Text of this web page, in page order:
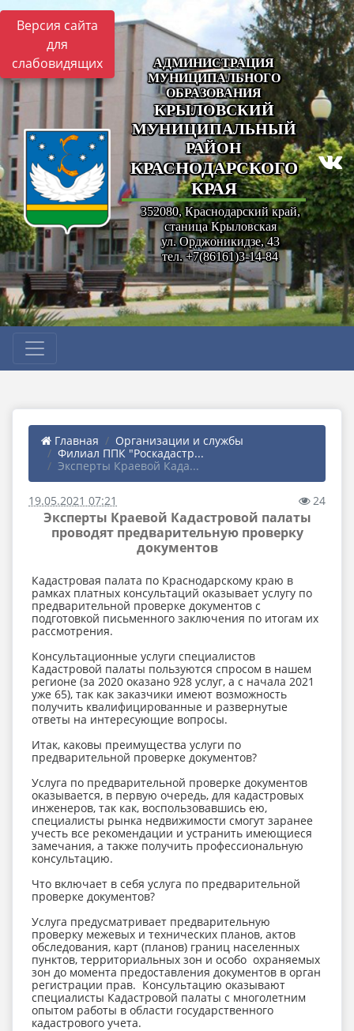
Версия сайта
для
слабовидящих
АДМИНИСТРАЦИЯ
МУНИЦИПАЛЬНОГО
ОБРАЗОВАНИЯ
КРЫЛОВСКИЙ
МУНИЦИПАЛЬНЫЙ
РАЙОН
КРАСНОДАРСКОГО
КРАЯ
352080, Краснодарский край,
станица Крыловская
ул. Орджоникидзе, 43
тел. +7(86161)3-14-84
Главная
Организации и службы
Филиал ППК "Роскадастр...
Эксперты Краевой Када...
19.05.2021 07:21 24
Эксперты Краевой Кадастровой палаты
проводят предварительную проверку
документов
Кадастровая палата по Краснодарскому краю в
рамках платных консультаций оказывает услугу по
предварительной проверке документов с
подготовкой письменного заключения по итогам их
рассмотрения.
Консультационные услуги специалистов
Кадастровой палаты пользуются спросом в нашем
регионе (за 2020 оказано 928 услуг, а с начала 2021
уже 65), так как заказчики имеют возможность
получить квалифицированные и развернутые
ответы на интересующие вопросы.
Итак, каковы преимущества услуги по
предварительной проверке документов?
Услуга по предварительной проверке документов
оказывается, в первую очередь, для кадастровых
инженеров, так как, воспользовавшись ею,
специалисты рынка недвижимости смогут заранее
учесть все рекомендации и устранить имеющиеся
замечания, а также получить профессиональную
консультацию.
Что включает в себя услуга по предварительной
проверке документов?
Услуга предусматривает предварительную
проверку межевых и технических планов, актов
обследования, карт (планов) границ населенных
пунктов, территориальных зон и особо охраняемых
зон до момента предоставления документов в орган
регистрации прав. Консультацию оказывают
специалисты Кадастровой палаты с многолетним
опытом работы в области государственного
кадастрового учета.